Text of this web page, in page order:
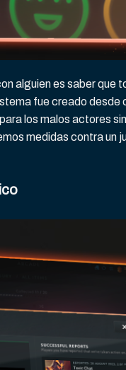
alguien es saber que
fue creado desde
los malos actores
medidas contra un